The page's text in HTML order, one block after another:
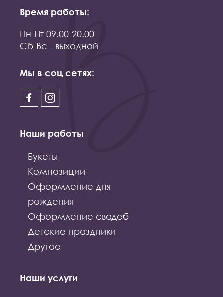
Время работы:
Пн-Пт 09.00-20.00
Сб-Вс - выходной
Мы в соц сетях:
Наши работы
Букеты
Композиции
Оформление дня
рождения
Оформление свадеб
Детские праздники
Другое
Наши услуги